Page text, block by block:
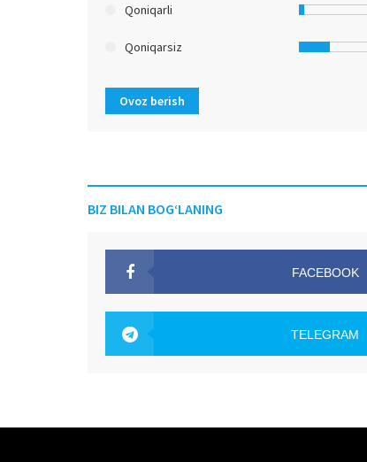
Qoniqarli
Qoniqarsiz
Ovoz berish
BIZ BILAN BOG‘LANING
FACEBOOK
TELEGRAM